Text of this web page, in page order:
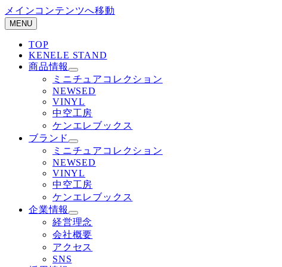
メインコンテンツへ移動
MENU
TOP
KENELE STAND
商品情報
ミニチュアコレクション
NEWSED
VINYL
中空工房
ケンエレブックス
ブランド
ミニチュアコレクション
NEWSED
VINYL
中空工房
ケンエレブックス
企業情報
経営理念
会社概要
アクセス
SNS